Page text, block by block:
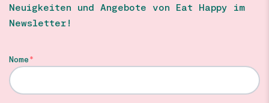
Neuigkeiten und Angebote von Eat Happy im
Newsletter!
Nome